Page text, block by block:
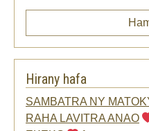
Hirany hafa
SAMBATRA NY
RAHA LAVITRA ANAO